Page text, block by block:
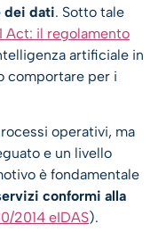
dei dati. Sotto tale
Act: il regolamento
artificiale in
comportare per i
operativi, ma
e un livello
è fondamentale
conformi alla
2014 eIDAS).